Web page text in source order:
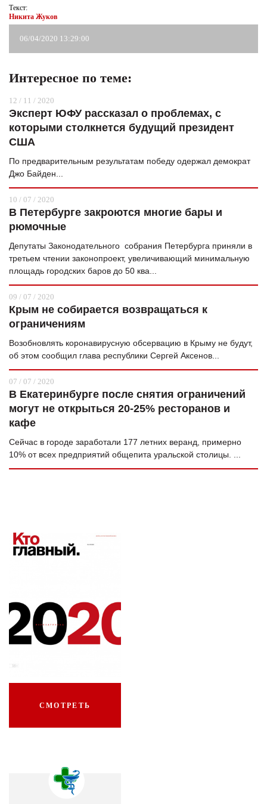
Текст:
Никита Жуков
06/04/2020 13:29:00
Интересное по теме:
12 / 11 / 2020
Эксперт ЮФУ рассказал о проблемах, с
которыми столкнется будущий президент
США
По предварительным результатам победу одержал демократ
Джо Байден...
10 / 07 / 2020
В Петербурге закроются многие бары и
рюмочные
Депутаты Законодательного собрания Петербурга приняли в
третьем чтении законопроект, увеличивающий минимальную
площадь городских баров до 50 ква...
09 / 07 / 2020
Крым не собирается возвращаться к
ограничениям
Возобновлять коронавирусную обсервацию в Крыму не будут,
об этом сообщил глава республики Сергей Аксенов...
07 / 07 / 2020
В Екатеринбурге после снятия ограничений
могут не открыться 20-25% ресторанов и
кафе
Сейчас в городе заработали 177 летних веранд, примерно
10% от всех предприятий общепита уральской столицы. ...
СМОТРЕТЬ